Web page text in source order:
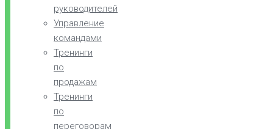
руководителей
Управление
командами
Тренинги
по
продажам
Тренинги
по
переговорам